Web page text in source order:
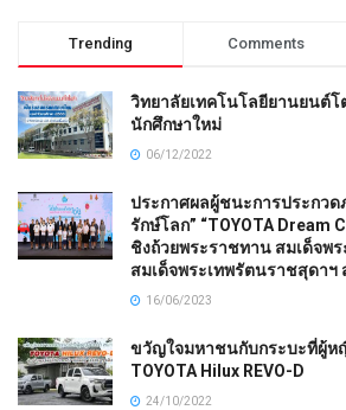
Trending Comments
วิทยาลัยเทคโนโลยียานยนต์โ
นักศึกษาใหม่
06/12/2022
ประกาศผลผู้ชนะการประกวด
รักษ์โลก” “TOYOTA Dream
ชิงถ้วยพระราชทาน สมเด็จพ
สมเด็จพระเทพรัตนราชสุดาฯ
16/06/2023
ขวัญใจมหาชนกับกระบะที่ผู้ห
TOYOTA Hilux REVO-D
24/10/2022